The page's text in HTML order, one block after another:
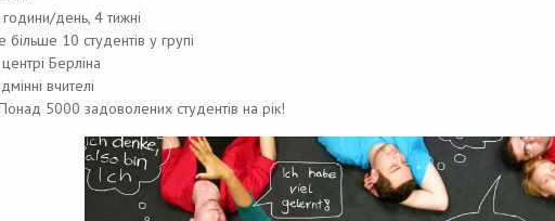
день, 4 тижні
більше 10 студентів у групі
Берліна
вчителі
5000 задоволених студентів на рік!